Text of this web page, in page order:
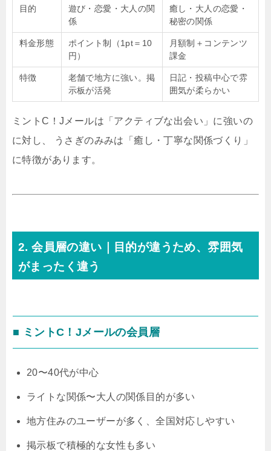
目的
遊び・恋愛・大人の関
係
癒し・大人の恋愛・
秘密の関係
料金形態
ポイント制（1pt＝10
円）
月額制＋コンテンツ
課金
特徴
老舗で地方に強い。掲
示板が活発
日記・投稿中心で雰
囲気が柔らかい
ミントC！Jメールは「アクティブな出会い」に強いの
に対し、 うさぎのみみは「癒し・丁寧な関係づくり」
に特徴があります。
2. 会員層の違い｜目的が違うため、雰囲気
がまったく違う
■ ミントC！Jメールの会員層
20〜40代が中心
ライトな関係〜大人の関係目的が多い
地方住みのユーザーが多く、全国対応しやすい
掲示板で積極的な女性も多い